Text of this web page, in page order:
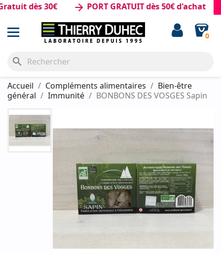
dès 30€ PORT GRATUIT dès 50€ d'achat
0
search
Accueil Compléments alimentaires
Bien-être
général
Immunité BONBONS DES VOSGES Sapin